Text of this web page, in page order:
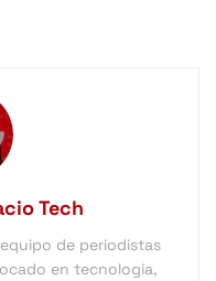
Tech
de periodistas
en tecnología,